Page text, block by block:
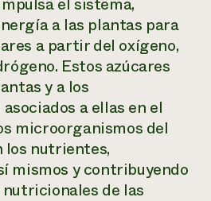
a las plantas para
a partir del oxígeno,
Estos azúcares
y a los
a ellas en el
microorganismos del
nutrientes,
mismos y contribuyendo
de las